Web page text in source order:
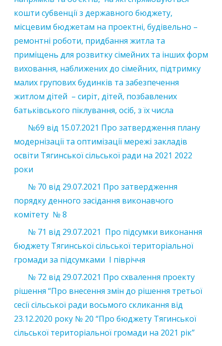
кошти субвенції з державного бюджету,
місцевим бюджетам на проектні, будівельно –
ремонтні роботи, придбання житла та
приміщень для розвитку сімейних та інших форм
виховання, наближених до сімейних, підтримку
малих групових будинків та забезпечення
житлом дітей – сиріт, дітей, позбавлених
батьківського піклування, осіб, з їх числа
№69 від 15.07.2021 Про затвердження плану
модернізації та оптимізації мережі закладів
освіти Тягинської сільської ради на 2021 2022
роки
№ 70 від 29.07.2021 Про затвердження
порядку денного засідання виконавчого
комітету № 8
№ 71 від 29.07.2021 Про підсумки виконання
бюджету Тягинської сільської територіальної
громади за підсумками І півріччя
№ 72 від 29.07.2021 Про схвалення проекту
рішення “Про внесення змін до рішення третьої
сесії сільської ради восьмого скликання від
23.12.2020 року № 20 “Про бюджету Тягинської
сільської територіальної громади на 2021 рік”